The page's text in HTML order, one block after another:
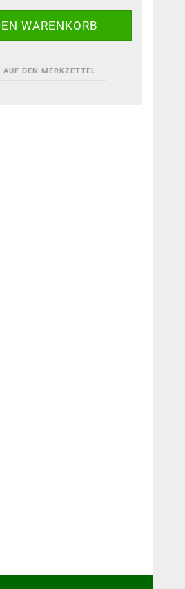
AUF DEN MERKZETTEL